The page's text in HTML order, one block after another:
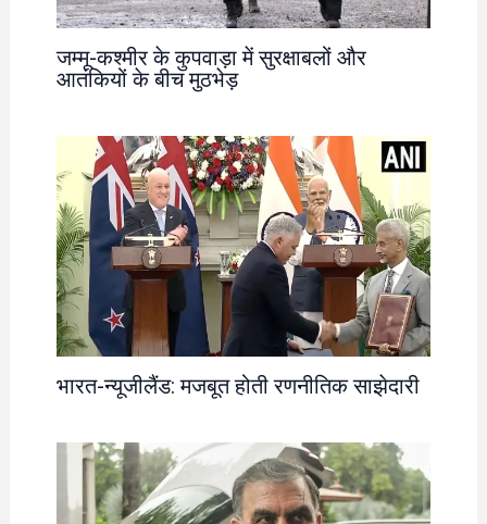
जम्मू-कश्मीर के कुपवाड़ा में सुरक्षाबलों और
आतंकियों के बीच मुठभेड़
भारत-न्यूजीलैंड: मजबूत होती रणनीतिक साझेदारी